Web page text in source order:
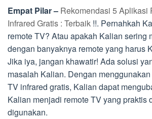
Empat Pilar – Rekomendasi 5 Aplikasi
Infrared Gratis : Terbaik !!. Pernahkah
remote TV? Atau apakah Kalian sering
dengan banyaknya remote yang harus
Jika iya, jangan khawatir! Ada solusi
masalah Kalian. Dengan
TV infrared gratis, Kalian dapat
Kalian menjadi remote TV yang praktis
digunakan.